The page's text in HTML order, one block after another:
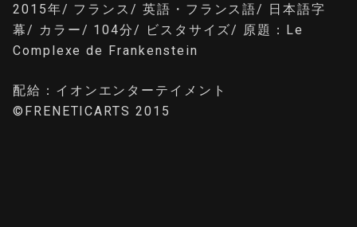
2015年/ フランス/ 英語・フランス語/ 日本語字
幕/ カラー/ 104分/ ビスタサイズ/ 原題：Le
Complexe de Frankenstein
配給：イオンエンターテイメント
©️FRENETICARTS 2015